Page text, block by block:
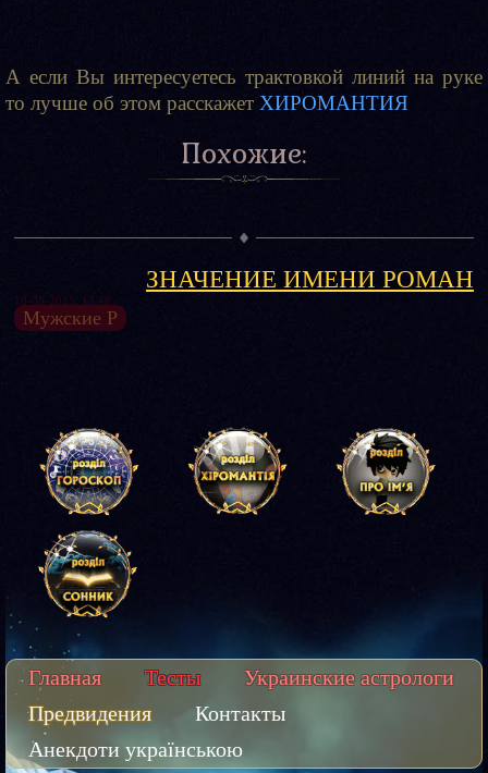
А если Вы интересуетесь трактовкой линий на руке
то лучше об этом расскажет ХИРОМАНТИЯ
Похожие:
ЗНАЧЕНИЕ ИМЕНИ РОМАН
10-08-2015, 13:48
Мужские Р
Главная Тесты
Украинские астрологи
Предвидения
Контакты
Анекдоти українською